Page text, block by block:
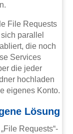
File Requests
parallel
die noch
Services
die jeder
hochladen
eigenes Konto.
Lösung
Requests“-